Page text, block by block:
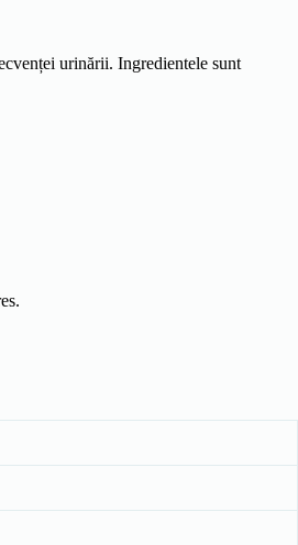
urinării. Ingredientele sunt